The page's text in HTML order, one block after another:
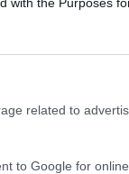
related to
to Google for
alle nuove
la
la